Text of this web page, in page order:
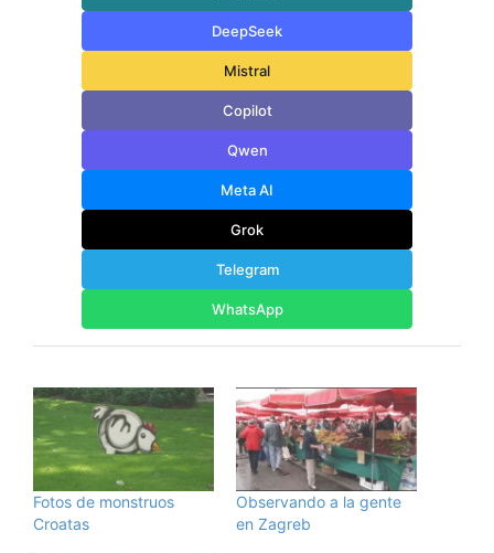
DeepSeek
Mistral
Copilot
Qwen
Meta AI
Grok
Telegram
WhatsApp
Fotos de monstruos
Croatas
Observando a la gente
en Zagreb